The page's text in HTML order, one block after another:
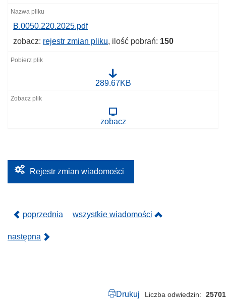
B.0050.220.2025.pdf
zobacz: rejestr zmian pliku, ilość pobrań: 150
0
2
p
d
289.67KB
zobacz
Rejestr zmian wiadomości
poprzednia wszystkie wiadomości
następna
Drukuj Liczba odwiedzin 25701